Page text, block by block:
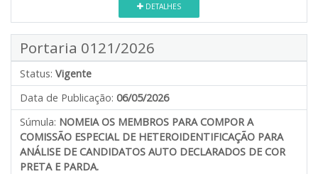
DETALHES
Portaria 0121/2026
Status: Vigente
Data de Publicação: 06/05/2026
Súmula: NOMEIA OS MEMBROS PARA COMPOR A
COMISSÃO ESPECIAL DE HETEROIDENTIFICAÇÃO PARA
ANÁLISE DE CANDIDATOS AUTO DECLARADOS DE COR
PRETA E PARDA.